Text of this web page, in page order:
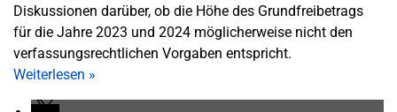
Diskussionen darüber, ob die Höhe des Grundfreibetrags
für die Jahre 2023 und 2024 möglicherweise nicht den
verfassungsrechtlichen Vorgaben entspricht.
Weiterlesen »